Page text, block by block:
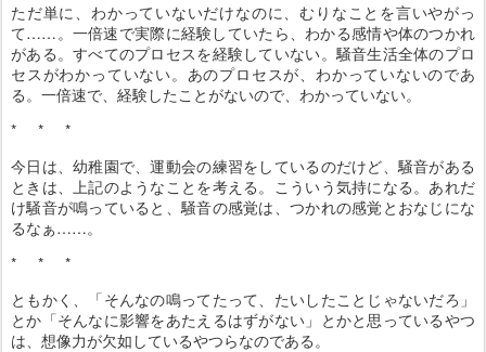
ただ単に、わかっていないだけなのに、むりなことを言いやがっ
て……。一倍速で実際に経験していたら、わかる感情や体のつかれ
がある。すべてのプロセスを経験していない。騒音生活全体のプロ
セスがわかっていない。あのプロセスが、わかっていないのであ
る。一倍速で、経験したことがないので、わかっていない。
* * *
今日は、幼稚園で、運動会の練習をしているのだけど、騒音がある
ときは、上記のようなことを考える。こういう気持になる。あれだ
け騒音が鳴っていると、騒音の感覚は、つかれの感覚とおなじにな
るなぁ……。
* * *
ともかく、「そんなの鳴ってたって、たいしたことじゃないだろ」
とか「そんなに影響をあたえるはずがない」とかと思っているやつ
は、想像力が欠如しているやつらなのである。